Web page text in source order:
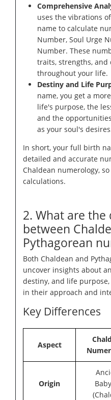
Comprehensive
uses the vibrations
name to calculate
Number, Soul Urge
Number. These
traits, strengths, and
throughout your life.
Destiny and Life
name, you get a
life's purpose, the
and the
as your soul's
In short, your full birth
detailed and accurate
Chaldean numerology,
calculations.
2. What are the
between
Pythagorean
Both Chaldean and
uncover insights about
destiny, and life
in their approach and
Key Differences
Aspect
Origin